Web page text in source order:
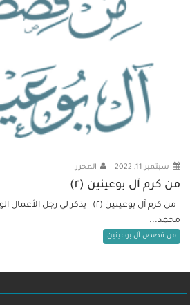
سبتمبر 11, 2022 المحرر
من كرم آل بوعينين (٢)
من كرم آل بوعينين (٢) يذكر لي رجل
محمد...
من قصص آل بوعينين